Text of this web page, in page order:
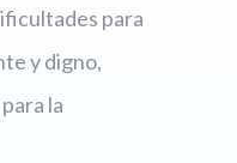
para
y digno,
la